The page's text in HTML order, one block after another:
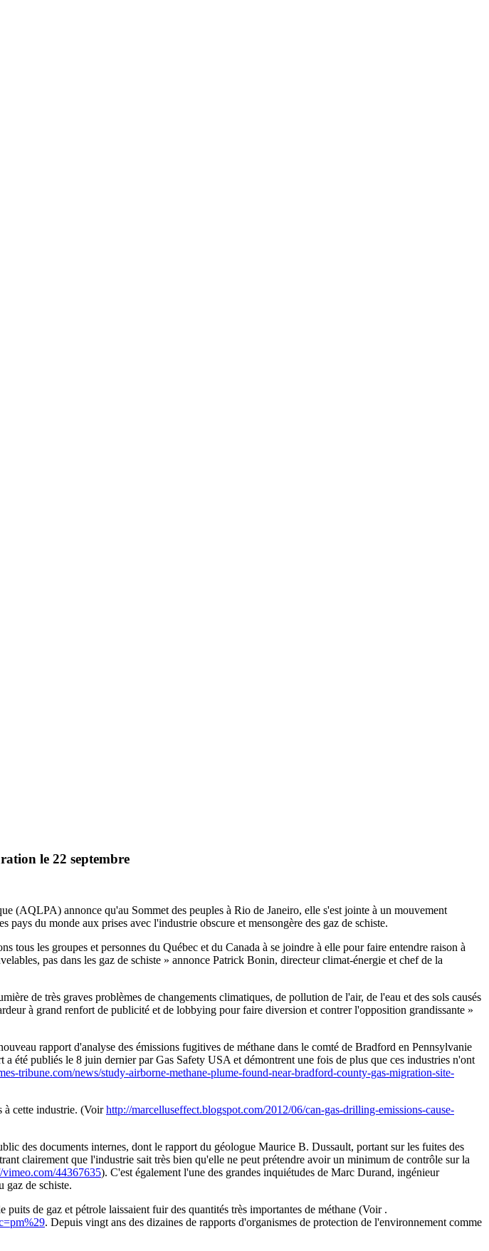
le 22 septembre
(AQLPA) annonce qu'au Sommet des peuples à Rio de Janeiro, elle s'est jointe à un mouvement
du monde aux prises avec l'industrie obscure et mensongère des gaz de schiste.
les groupes et personnes du Québec et du Canada à se joindre à elle pour faire entendre raison à
pas dans les gaz de schiste » annonce Patrick Bonin, directeur climat-énergie et chef de la
de très graves problèmes de changements climatiques, de pollution de l'air, de l'eau et des sols causés
à grand renfort de publicité et de lobbying pour faire diversion et contrer l'opposition grandissante »
rapport d'analyse des émissions fugitives de méthane dans le comté de Bradford en Pennsylvanie
été publiés le 8 juin dernier par Gas Safety USA et démontrent une fois de plus que ces industries n'ont
tribune.com/news/study-airborne-methane-plume-found-near-bradford-county-gas-migration-site-
à cette industrie. (Voirhttp://marcelluseffect.blogspot.com/2012/06/can-gas-drilling-emissions-cause-
des documents internes, dont le rapport du géologue Maurice B. Dussault, portant sur les fuites des
clairement que l'industrie sait très bien qu'elle ne peut prétendre avoir un minimum de contrôle sur la
vimeo.com/44367635). C'est également l'une des grandes inquiétudes de Marc Durand, ingénieur
gaz de schiste.
de gaz et pétrole laissaient fuir des quantités très importantes de méthane (Voir .
. Depuis vingt ans des dizaines de rapports d'organismes de protection de l'environnement comme